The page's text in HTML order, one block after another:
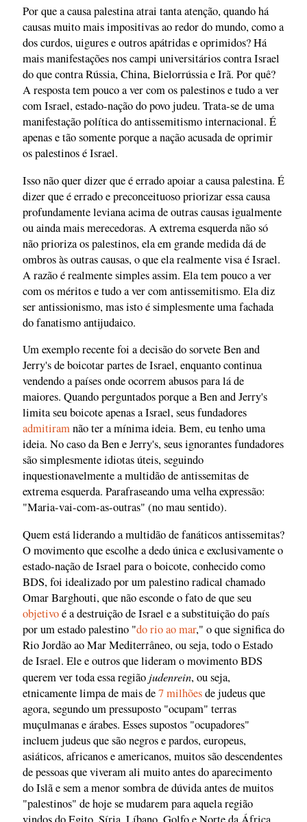
Por que a causa palestina atrai tanta atenção, quando há
causas muito mais impositivas ao redor do mundo, como a
dos curdos, uigures e outros apátridas e oprimidos? Há
mais manifestações nos campi universitários contra Israel
do que contra Rússia, China, Bielorrússia e Irã. Por quê?
A resposta tem pouco a ver com os palestinos e tudo a ver
com Israel, estado-nação do povo judeu. Trata-se de uma
manifestação política do antissemitismo internacional. É
apenas e tão somente porque a nação acusada de oprimir
os palestinos é Israel.
Isso não quer dizer que é errado apoiar a causa palestina. É
dizer que é errado e preconceituoso priorizar essa causa
profundamente leviana acima de outras causas igualmente
ou ainda mais merecedoras. A extrema esquerda não só
não prioriza os palestinos, ela em grande medida dá de
ombros às outras causas, o que ela realmente visa é Israel.
A razão é realmente simples assim. Ela tem pouco a ver
com os méritos e tudo a ver com antissemitismo. Ela diz
ser antissionismo, mas isto é simplesmente uma fachada
do fanatismo antijudaico.
Um exemplo recente foi a decisão do sorvete Ben and
Jerry's de boicotar partes de Israel, enquanto continua
vendendo a países onde ocorrem abusos para lá de
maiores. Quando perguntados porque a Ben and Jerry's
limita seu boicote apenas a Israel, seus fundadores
admitiramnão ter a mínima ideia. Bem, eu tenho uma
ideia. No caso da Ben e Jerry's, seus ignorantes fundadores
são simplesmente idiotas úteis, seguindo
inquestionavelmente a multidão de antissemitas de
extrema esquerda. Parafraseando uma velha expressão:
"Maria-vai-com-as-outras" (no mau sentido).
Quem está liderando a multidão de fanáticos antissemitas?
O movimento que escolhe a dedo única e exclusivamente o
estado-nação de Israel para o boicote, conhecido como
BDS, foi idealizado por um palestino radical chamado
Omar Barghouti, que não esconde o fato de que seu
objetivoé a destruição de Israel e a substituição do país
por um estado palestino "do rio ao mar," o que significa do
Rio Jordão ao Mar Mediterrâneo, ou seja, todo o Estado
de Israel. Ele e outros que lideram o movimento BDS
querem ver toda essa região judenrein, ou seja,
etnicamente limpa de mais de7 milhõesde judeus que
agora, segundo um pressuposto "ocupam" terras
muçulmanas e árabes. Esses supostos "ocupadores"
incluem judeus que são negros e pardos, europeus,
asiáticos, africanos e americanos, muitos são descendentes
de pessoas que viveram ali muito antes do aparecimento
do Islã e sem a menor sombra de dúvida antes de muitos
"palestinos" de hoje se mudarem para aquela região